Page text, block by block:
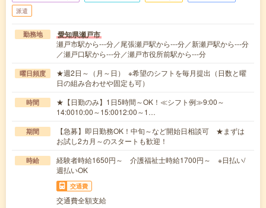
派遣
勤務地 愛知県瀬戸市
瀬戸市駅から---分／尾張瀬戸駅から---分／新瀬戸駅から---分
／瀬戸口駅から---分／瀬戸市役所前駅から---分
曜日頻度
★週2日～（月～日） ※希望のシフトを毎月提出（日数と曜
日の組み合わせや固定も可）
時間
★【日勤のみ】1日5時間～OK！≪シフト例≫9:00～
14:0010:00～15:0012:00～1…
期間
【急募】即日勤務OK！中旬～など開始日相談可 ★まずは
お試し2カ月～のスタートも歓迎！
時給
経験者時給1650円～ 介護福祉士時給1700円～ ※日払い/
週払いOK
交通費
交通費全額支給